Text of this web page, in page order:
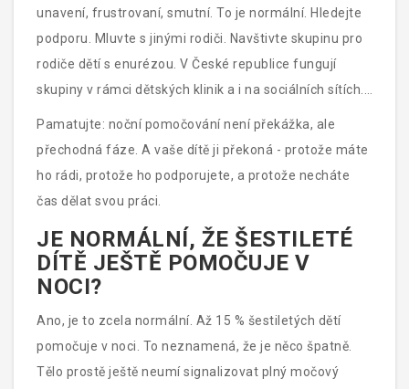
unavení, frustrovaní, smutní. To je normální. Hledejte
podporu. Mluvte s jinými rodiči. Navštivte skupinu pro
rodiče dětí s enurézou. V České republice fungují
skupiny v rámci dětských klinik a i na sociálních sítích.
Není to známka slabosti - je to známka silného rodiče.
Pamatujte: noční pomočování není překážka, ale
přechodná fáze. A vaše dítě ji překoná - protože máte
ho rádi, protože ho podporujete, a protože necháte
čas dělat svou práci.
JE NORMÁLNÍ, ŽE ŠESTILETÉ
DÍTĚ JEŠTĚ POMOČUJE V
NOCI?
Ano, je to zcela normální. Až 15 % šestiletých dětí
pomočuje v noci. To neznamená, že je něco špatně.
Tělo prostě ještě neumí signalizovat plný močový